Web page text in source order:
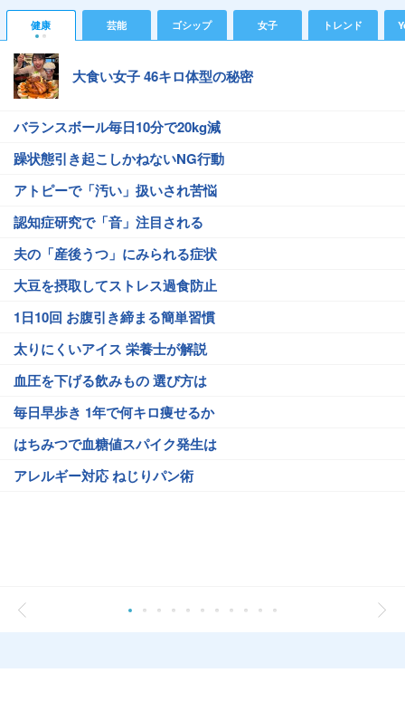
健康 芸能 ゴシップ 女子 トレンド
大食い女子 46キロ体型の秘密
バランスボール毎日10分で20kg減
躁状態引き起こしかねないNG行動
アトピーで「汚い」扱いされ苦悩
認知症研究で「音」注目される
夫の「産後うつ」にみられる症状
大豆を摂取してストレス過食防止
1日10回 お腹引き締まる簡単習慣
太りにくいアイス 栄養士が解説
血圧を下げる飲みもの 選び方は
毎日早歩き 1年で何キロ痩せるか
はちみつで血糖値スパイク発生は
アレルギー対応 ねじりパン術